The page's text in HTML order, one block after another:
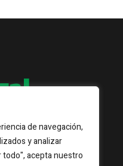
de navegación,
y analizar
acepta nuestro
de Privacidad